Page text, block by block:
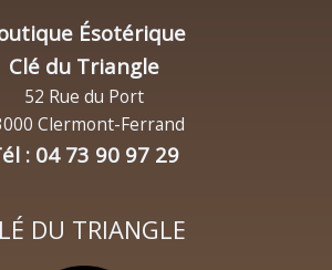
Ésotérique
Clé du Triangle
52 Rue du Port
Clermont-Ferrand
: 04 73 90 97 29
DU TRIANGLE